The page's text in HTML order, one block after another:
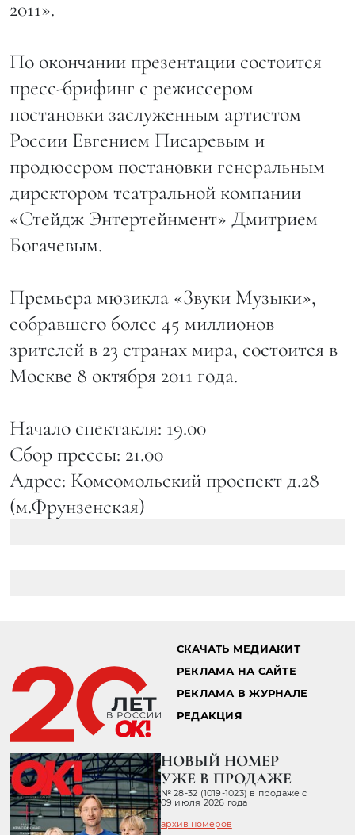
2011».
По окончании презентации состоится
пресс-брифинг с режиссером
постановки заслуженным артистом
России Евгением Писаревым и
продюсером постановки генеральным
директором театральной компании
«Стейдж Энтертейнмент» Дмитрием
Богачевым.
Премьера мюзикла «Звуки Музыки»,
собравшего более 45 миллионов
зрителей в 23 странах мира, состоится в
Москве 8 октября 2011 года.
Начало спектакля: 19.00
Сбор прессы: 21.00
Адрес: Комсомольский проспект д.28
(м.Фрунзенская)
СКАЧАТЬ МЕДИАКИТ
РЕКЛАМА НА САЙТЕ
РЕКЛАМА В ЖУРНАЛЕ
РЕДАКЦИЯ
НОВЫЙ НОМЕР
УЖЕ В ПРОДАЖЕ
№ 28-32 (1019-1023) в продаже с
09 июля 2026 года
архив номеров